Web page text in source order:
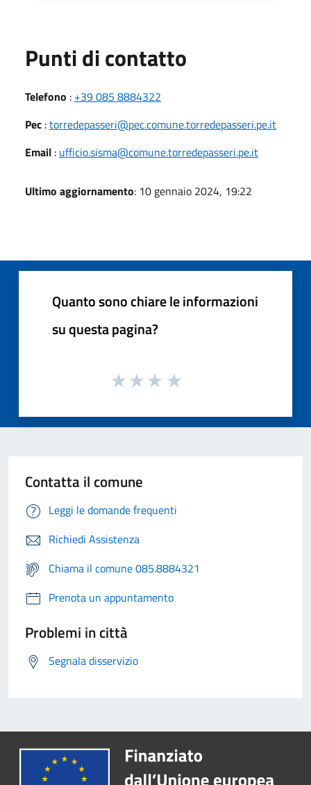
Punti di contatto
Telefono : +39 085 8884322
Pec :torredepasseri@pec.comune.torredepasseri.pe.it
Email : ufficio.sisma@comune.torredepasseri.pe.it
Ultimo aggiornamento: 10 gennaio 2024, 19:22
Quanto sono chiare le informazioni
su questa pagina?
Contatta il comune
Leggi le domande frequenti
Richiedi Assistenza
Chiama il comune 085.8884321
Prenota un appuntamento
Problemi in città
Segnala disservizio